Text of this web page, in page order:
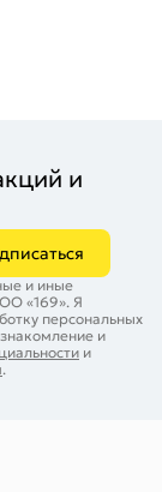
и
и иные
«169». Я
персональных
и
и
.